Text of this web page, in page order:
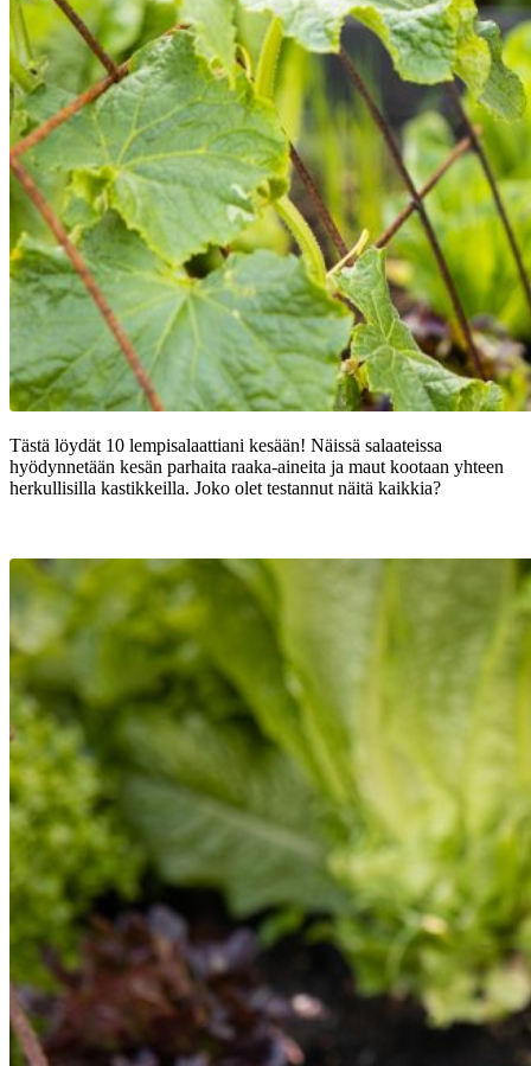
Tästä löydät 10 lempisalaattiani kesään! Näissä salaateissa
hyödynnetään kesän parhaita raaka-aineita ja maut kootaan yhteen
herkullisilla kastikkeilla. Joko olet testannut näitä kaikkia?